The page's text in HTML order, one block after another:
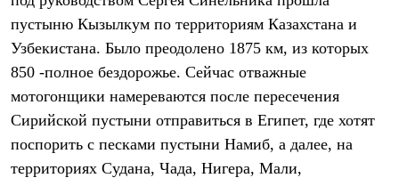
Флисовая одежда
Куртки
Брюки
Жилеты
Термобелье
Теплое термобелье
Среднее термобелье
Легкое термобелье
Лёгкая одежда
Футболки
пустыню Кызылкум по территориям Казахстана и
Узбекистана. Было преодолено 1875 км, из которых
850 -полное бездорожье. Сейчас отважные
мотогонщики намереваются после пересечения
Сирийской пустыни отправиться в Египет, где хотят
поспорить с песками пустыни Намиб, а далее, на
территориях Судана, Чада, Нигера, Мали,